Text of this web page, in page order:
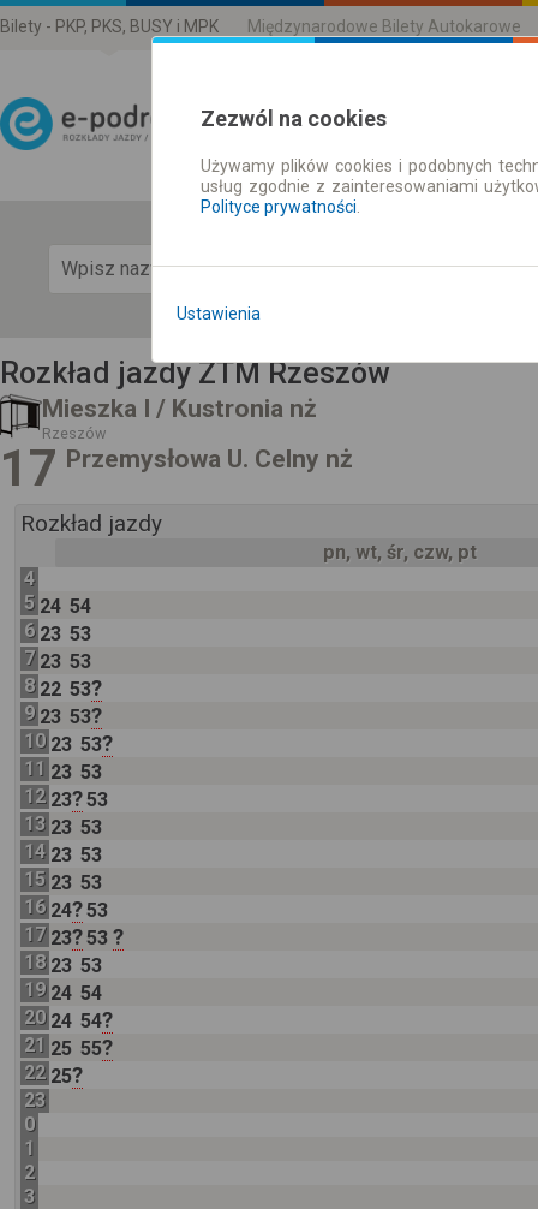
Bilety - PKP, PKS, BUSY i MPK Międzynarodowe Bilety Autokarowe
Rozkład Jazdy | Bilety
Rozkład jazdy ZTM Rzeszów
Mieszka I / Kustronia nż
Rzeszów
17 Przemysłowa U. Celny nż
Rozkład jazdy
pn, wt, śr, czw, pt
4
5 24 54
6 23 53
7 23 53
8 22 53?
9 23 53?
10 23 53?
11 23 53
12 23?53
13 23 53
14 23 53
15 23 53
16 24?53
17 23?53 ?
18 23 53
19 24 54
20 24 54?
21 25 55?
22 25?
23
0
1
2
3
Zezwól na cookies
Używamy plików cookies i podobnych
usług zgodnie z zainteresowaniami
Polityce prywatności
Ustawienia